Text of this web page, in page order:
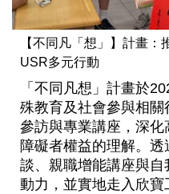
【不同凡「想」】計畫
USR多元行動
「不同凡想」計畫於
殊教育及社會參與相
參訪與專業講座，深
障礙者權益的理解。
談、親職增能講座與
動力，並實地走入欣